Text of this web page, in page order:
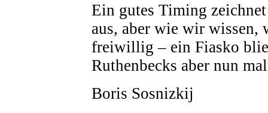
Ein gutes Timing
aus, aber wie wir wissen,
freiwillig – ein Fiasko
Ruthenbecks aber nun
Boris Sosnizkij